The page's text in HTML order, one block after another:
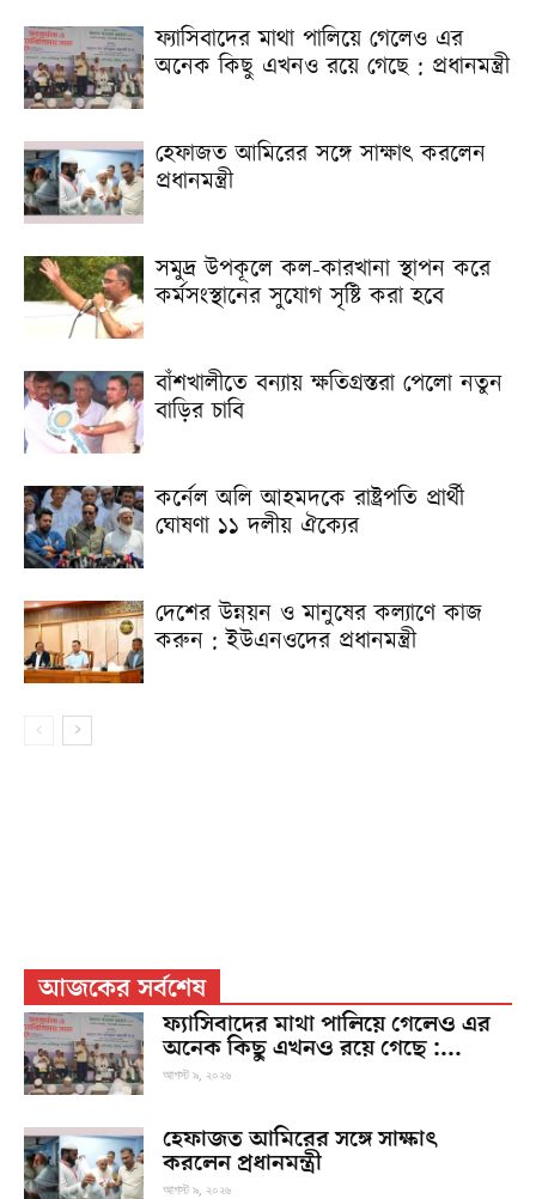
ফ্যাসিবাদের মাথা পালিয়ে গেলেও এর
অনেক কিছু এখনও রয়ে গেছে : প্রধানমন্ত্রী
হেফাজত আমিরের সঙ্গে সাক্ষাৎ করলেন
প্রধানমন্ত্রী
সমুদ্র উপকূলে কল-কারখানা স্থাপন করে
কর্মসংস্থানের সুযোগ সৃষ্টি করা হবে
বাঁশখালীতে বন্যায় ক্ষতিগ্রস্তরা পেলো নতুন
বাড়ির চাবি
কর্নেল অলি আহমদকে রাষ্ট্রপতি প্রার্থী
ঘোষণা ১১ দলীয় ঐক্যের
দেশের উন্নয়ন ও মানুষের কল্যাণে কাজ
করুন : ইউএনওদের প্রধানমন্ত্রী
আজকের সর্বশেষ
ফ্যাসিবাদের মাথা পালিয়ে গেলেও এর
অনেক কিছু এখনও রয়ে গেছে :...
আগস্ট ৯, ২০২৬
হেফাজত আমিরের সঙ্গে সাক্ষাৎ
করলেন প্রধানমন্ত্রী
আগস্ট ৯, ২০২৬